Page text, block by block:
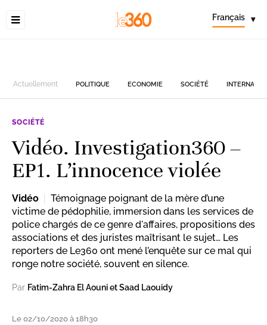
Français ▾
Actuellement POLITIQUE ECONOMIE SOCIÉTÉ
SOCIÉTÉ
Vidéo. Investigation360 –
EP1. L’innocence violée
Vidéo
Témoignage poignant de la mère d’une
victime de pédophilie, immersion dans les services de
police chargés de ce genre d'affaires, propositions des
associations et des juristes maîtrisant le sujet… Les
reporters de Le360 ont mené l’enquête sur ce mal qui
ronge notre société, souvent en silence.
Par Fatim-Zahra El Aouni et Saad Laouidy
Le 02/10/2020 à 18h30